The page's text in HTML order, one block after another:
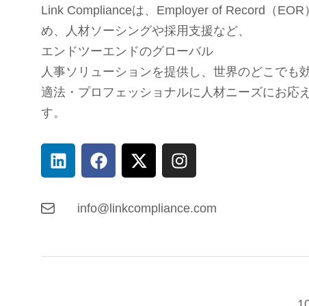
Link Complianceは、Employer of Record（EOR
め、
人材ソーシングや採用支援など、
エンドツーエンドのグローバル
人事ソリューションを提供し、 世界のどこでも
適法・プロフェッショナルに人材ニーズにお応
す。
info@linkcompliance.com